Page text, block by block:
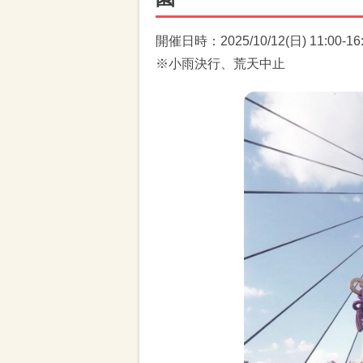
開催日時：2025/10/12(日) 11:00-
※小雨決行、荒天中止